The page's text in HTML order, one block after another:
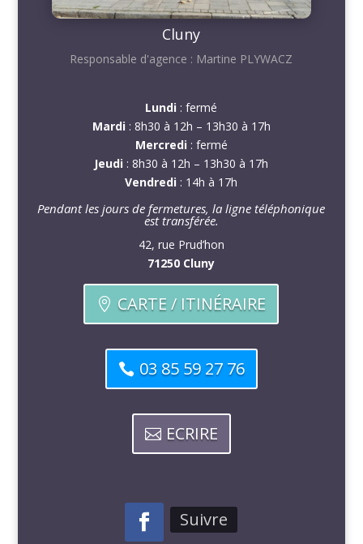
Cluny
Responsable d'agence : Martine PLYWACZ
Lundi : fermé
Mardi: 8h30 à 12h – 13h30 à 17h
Mercredi: fermé
Jeudi : 8h30 à 12h – 13h30 à 17h
Vendredi : 14h à 17h
Pendant les jours de fermetures, la ligne téléphonique
est transférée.
42, rue Prud’hon
71250 Cluny
CARTE / ITINÉRAIRE
03 85 59 27 76
ECRIRE
Suivre